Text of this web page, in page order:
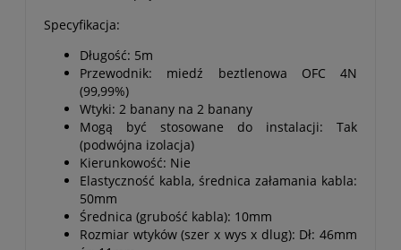
Specyfikacja:
Długość: 5m
Przewodnik: miedź beztlenowa OFC 4N
(99,99%)
Wtyki: 2 banany na 2 banany
Mogą być stosowane do instalacji: Tak
(podwójna izolacja)
Kierunkowość: Nie
Elastyczność kabla, średnica załamania kabla:
50mm
Średnica (grubość kabla): 10mm
Rozmiar wtyków (szer x wys x dlug): Dł: 46mm